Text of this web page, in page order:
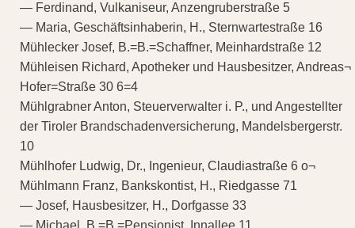
— Ferdinand, Vulkaniseur, Anzengruberstraße 5
— Maria, Geschäftsinhaberin, H., Sternwartestraße 16
Mühlecker Josef, B.=B.=Schaffner, Meinhardstraße 12
Mühleisen Richard, Apotheker und Hausbesitzer, Andreas¬
Hofer=Straße 30 6=4
Mühlgrabner Anton, Steuerverwalter i. P., und Angestellter
der Tiroler Brandschadenversicherung, Mandelsbergerstr.
10
Mühlhofer Ludwig, Dr., Ingenieur, Claudiastraße 6 o¬
Mühlmann Franz, Bankskontist, H., Riedgasse 71
— Josef, Hausbesitzer, H., Dorfgasse 33